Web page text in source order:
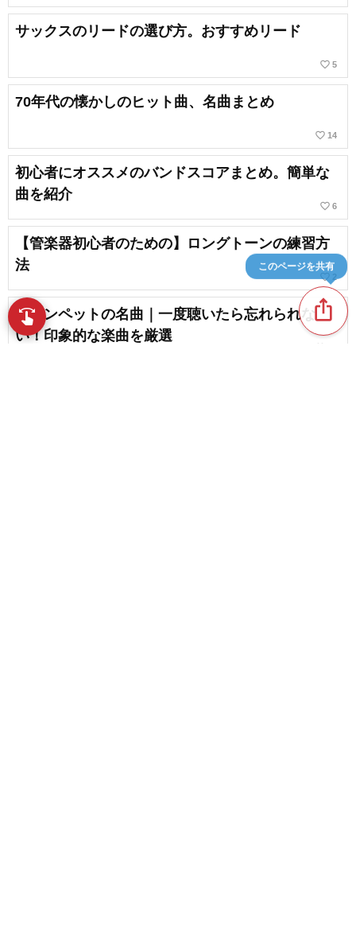
サックスのリードの選び方。おすすめリード
favorite_border 5
70年代の懐かしのヒット曲、名曲まとめ
favorite_border 14
初心者にオススメのバンドスコアまとめ。簡単な
曲を紹介
favorite_border 6
【管楽器初心者のための】ロングトーンの練習方
法
favorite_border 2
トランペットの名曲｜一度聴いたら忘れられな
い！印象的な楽曲を厳選
ios_share
このページを共有
swipe 指先で音楽をブラウズ